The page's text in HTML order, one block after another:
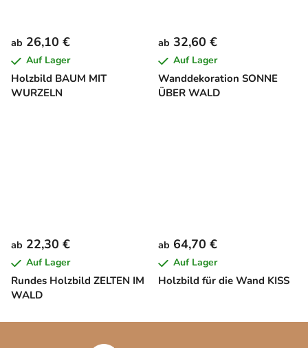
Holzbild BAUM MIT
WURZELN
ab 26,10 €
Auf Lager
Wanddekoration SONNE
ÜBER WALD
ab 32,60 €
Auf Lager
Rundes Holzbild ZELTEN IM
WALD
ab 22,30 €
Auf Lager
Holzbild für die Wand KISS
ab 64,70 €
Auf Lager